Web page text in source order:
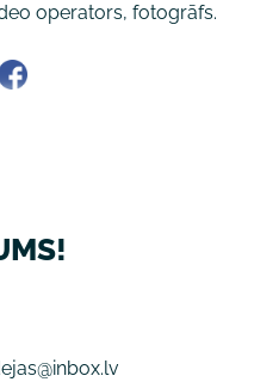
operators, fotogrāfs.